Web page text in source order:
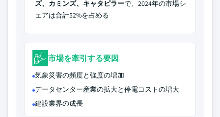
ズ、カミンズ、キャタピラーで、2024年の市場シ
ェアは合計52%を占める
市場を牽引する要因
気象災害の頻度と強度の増加
データセンター産業の拡大と停電コストの増大
建設業界の成長